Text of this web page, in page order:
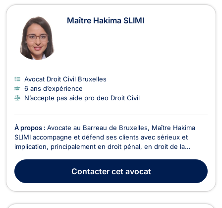
Maître Hakima SLIMI
Avocat Droit Civil Bruxelles
6 ans d’expérience
N’accepte pas aide pro deo Droit Civil
À propos : Avocate au Barreau de Bruxelles, Maître Hakima
SLIMI accompagne et défend ses clients avec sérieux et
implication, principalement en droit pénal, en droit de la
assurances et recouvrement de créances.En droit pénal,
Maître Hakima SLIMI met un point d’honneur à ac...
Contactercet avocat